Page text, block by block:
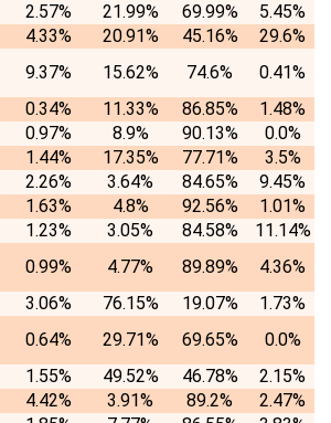
2.57% 21.99% 69.99%
5.45%
4.33% 20.91% 45.16%
29.6%
9.37% 15.62% 74.6%
0.41%
0.34% 11.33% 86.85%
1.48%
0.97% 8.9% 90.13%
0.0%
1.44% 17.35% 77.71%
3.5%
2.26% 3.64% 84.65%
9.45%
1.63% 4.8% 92.56%
1.01%
1.23% 3.05% 84.58%
11.14%
0.99% 4.77% 89.89%
4.36%
3.06% 76.15% 19.07%
1.73%
0.64% 29.71% 69.65%
0.0%
1.55% 49.52% 46.78%
2.15%
4.42% 3.91% 89.2%
2.47%